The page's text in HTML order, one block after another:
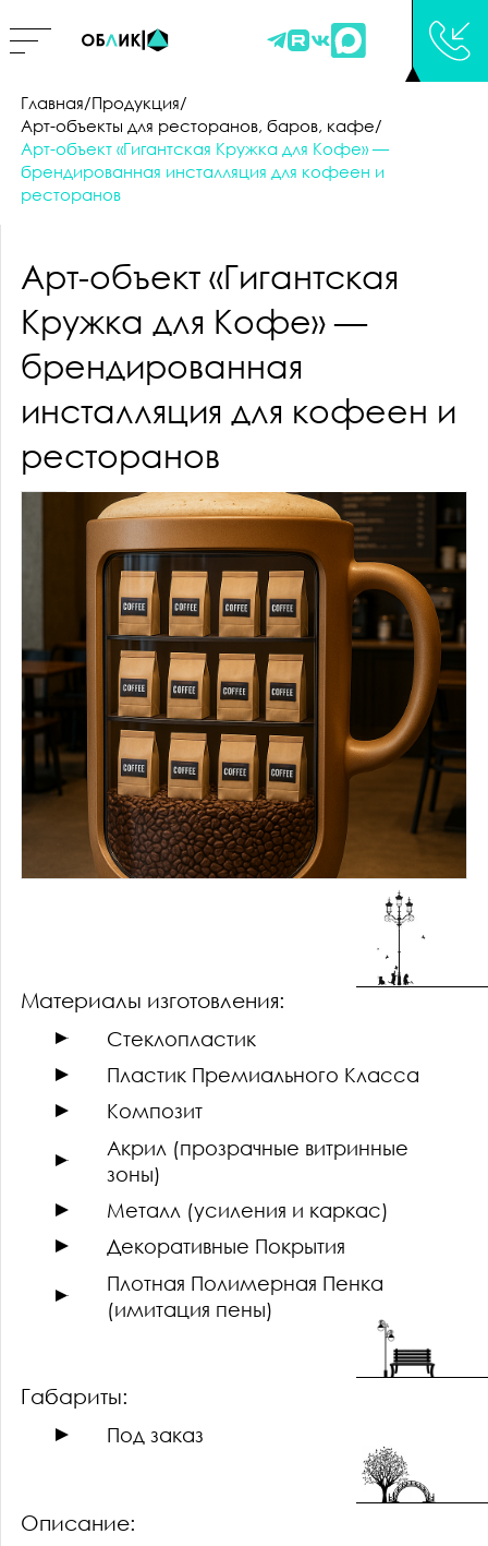
Главная/Продукция/
Арт-объекты для ресторанов, баров, кафе/
Арт-объект «Гигантская Кружка для Кофе» —
брендированная инсталляция для кофеен и
ресторанов
Арт-объект «Гигантская
Кружка для Кофе» —
брендированная
инсталляция для кофеен и
ресторанов
Материалы изготовления:
Стеклопластик
Пластик Премиального Класса
Композит
Акрил (прозрачные витринные
зоны)
Металл (усиления и каркас)
Декоративные Покрытия
Плотная Полимерная Пенка
(имитация пены)
Габариты:
Под заказ
Описание:
НАШ МЕНЕДЖЕР
СВЯЖЕТСЯ С ВАМИ
ФИО
E-MAIL
КОММЕНТАРИИ
ОТПРАВИТЬ
ПРИНИМАЮУСЛОВИЯОБРАБОТКИ ПЕРСОНАЛЬНЫХ
ДАННЫХ
СТОИМОСТЬ
ФИО
КОММЕНТАРИИ
ЗАГРУЗИТЬ ФАЙЛ
РАССЧИТАТЬ СТОИМОСТЬ
ПРИНИМАЮУСЛОВИЯОБРАБОТКИ ПЕРСОНАЛЬНЫХ
ДАННЫХ